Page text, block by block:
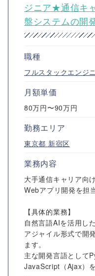
ジニア★通信キ
盤システムの開
職種
フルスタックエンジ
月額単価
80万円〜90万円
勤務エリア
東京都 新宿区
業務内容
大手通信キャリア向
Webアプリ開発を担
【具体的業務】
自然言語AIを活用し
アジャイル形式で開
ます。
主な開発言語として
JavaScript（Ajax）